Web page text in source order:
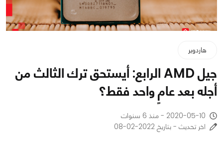
هاردوير
جيل AMD الرابع: أيستحق ترك الثالث من
أجله بعد عامٍ واحد فقط؟
2020-05-10 - منذ 6 سنوات
اخر تحديث - بتاريخ 2022-02-08